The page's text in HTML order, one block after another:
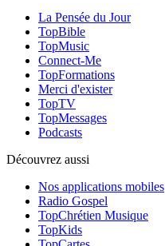
La Pensée du Jour
TopBible
TopMusic
Connect-Me
TopFormations
Merci d'exister
TopTV
TopMessages
Podcasts
Découvrez aussi
Nos applications mobiles
Radio Gospel
TopChrétien Musique
TopKids